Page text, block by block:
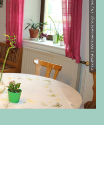
© CC-BY-SA | FVV Rosenbach/ Vogtl. e.V./ Simone Zeh